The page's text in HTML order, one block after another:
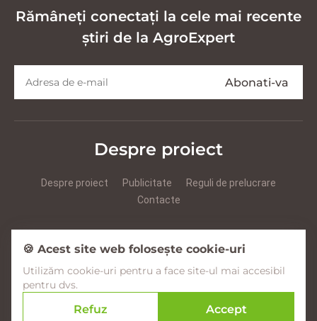
Rămâneți conectați la cele mai recente
știri de la AgroExpert
Despre proiect
Despre proiect Publicitate
Reguli de prelucrare
Contacte
Facebook YouTube Instagram
© 2017–2026 Agroexpert.md
🍪 Acest site web folosește cookie-uri
Utilizăm cookie-uri pentru a face site-ul mai accesibil
pentru dvs.
Refuz Accept